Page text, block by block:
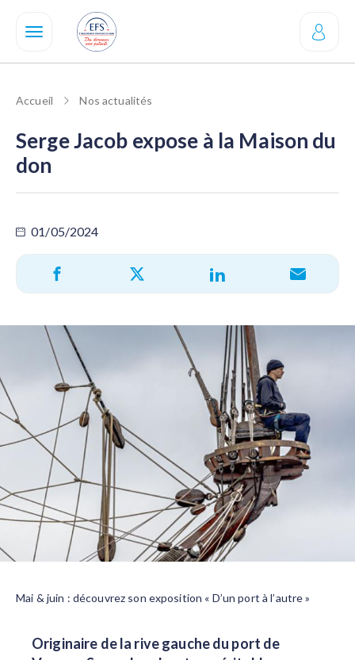
contenu
Accueil Nos actualités
Serge Jacob expose à la Maison du
don
01/05/2024
Mai & juin : découvrez son exposition « D’un port à l’autre »
Originaire de la rive gauche du port de